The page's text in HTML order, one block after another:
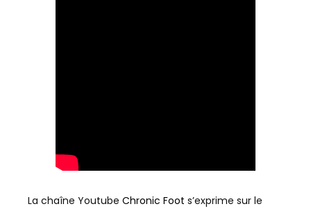
La chaîne Youtube Chronic Foot s’exprime sur le